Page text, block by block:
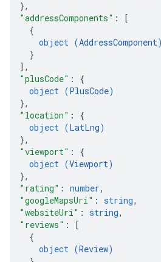
},
"addressComponents" :
[
{
object (AddressComponent)
}
] ,
"plusCode" : {
object (PlusCode)
},
"location" : {
object (LatLng)
},
"viewport" : {
object (Viewport)
},
"rating" : number,
"googleMapsUri" : string,
"websiteUri" : string,
"reviews" :
[
{
object (Review)